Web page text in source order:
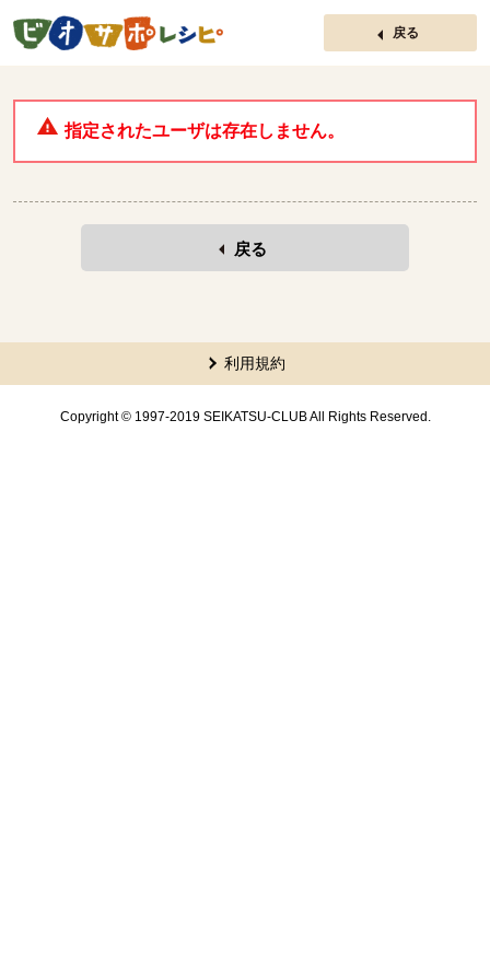
ページの先頭です。
戻る
指定されたユーザは存在しません。
戻る
ここから共通フッターメニューです。
利用規約
Copyright © 1997-2019 SEIKATSU-CLUB All Rights Reserved.